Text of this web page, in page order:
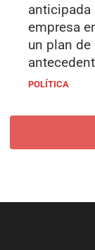
anticipada
empresa
un plan
POLÍTICA